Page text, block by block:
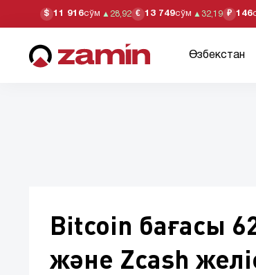
$ 11 916сўм ▲ 28,92 € 13 749сўм ▲ 32,19 ₽ 146
Өзбекстан
Bitcoin бағасы
және Zcash